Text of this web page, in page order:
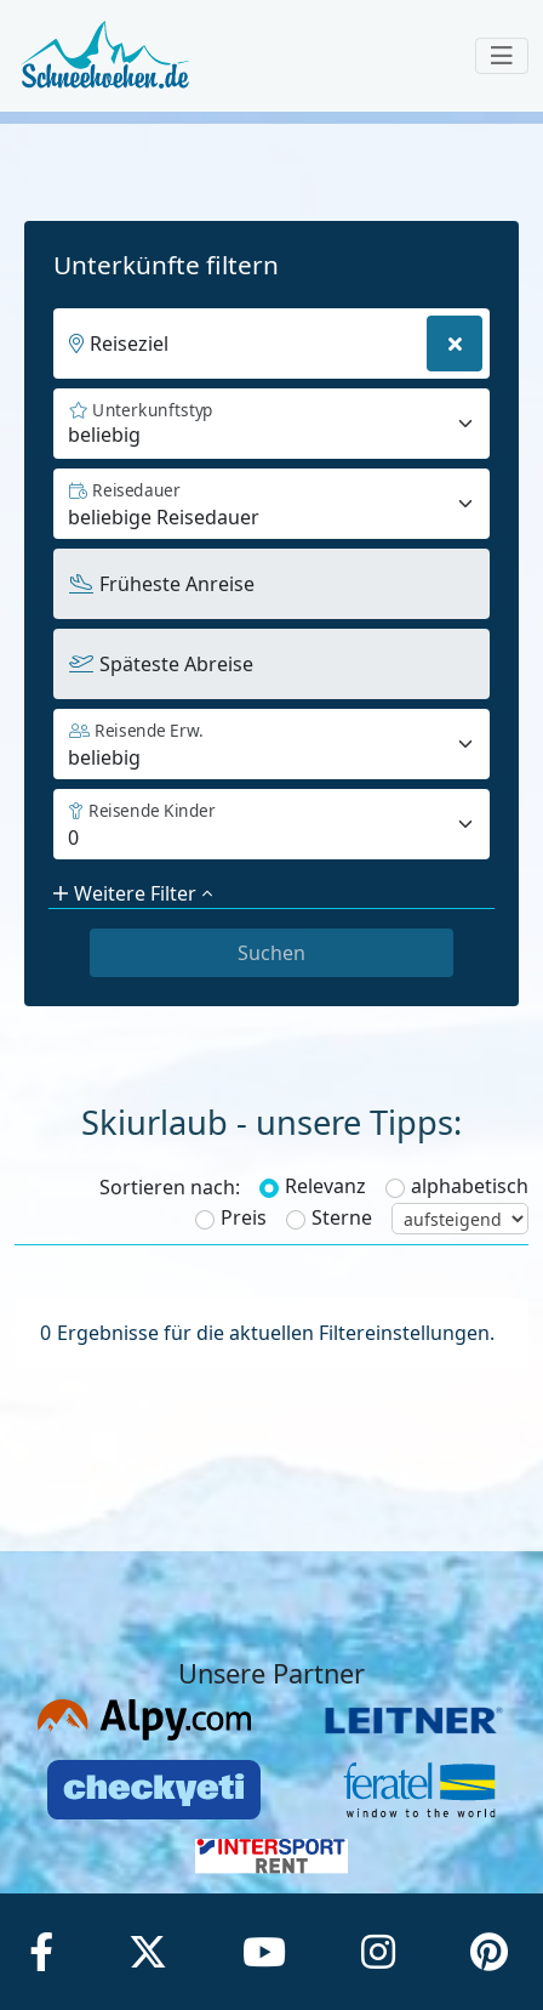
Unterkünfte filtern
Reiseziel
beliebig
Unterkunftstyp
Reisedauer
Früheste Anreise
Späteste Abreise
Reisende Erw.
Reisende Kinder
Weitere Filter
Skiurlaub - unsere Tipps:
Sortieren nach: Relevanz
alphabetisch
Preis
Sterne
0 Ergebnisse für die aktuellen Filtereinstellungen.
Unsere Partner